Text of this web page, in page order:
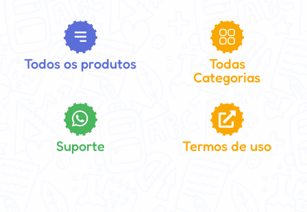
Todos os produtos
Todas
Categorias
Suporte Termos de uso